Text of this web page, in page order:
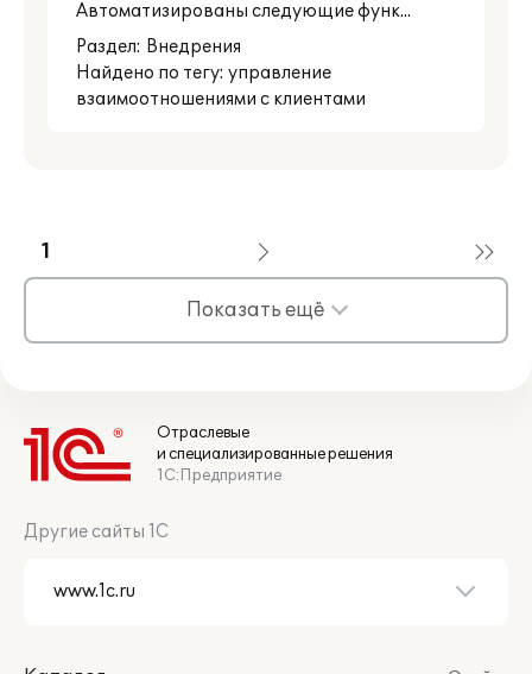
Автоматизированы следующие функ...
Раздел: Внедрения
Найдено по тегу: управление
взаимоотношениями с клиентами
Показать ещё
1
Отраслевые
и специализированные решения
1С:Предприятие
Другие сайты 1С